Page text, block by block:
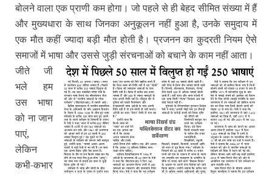
बोलने वाला एक प्राणी कम होगा। जो पहले से ही बेहद सीमित संख्‍या में हैं
और मुख्‍यधारा के साथ जिनका अनुकूलन नहीं हुआ है, उनके समुदाय में
एक मौत कहीं ज्‍यादा बड़ी मौत होती है। प्रजनन का कुदरती नियम ऐसे
समाजों में भाषा और उससे जुड़ी संरचनाओं को बचाने के काम नहीं आता।
जीते जी
भले हम
उस भाषा
को ना जान
पाएं,
लेकिन
कभी-कभार